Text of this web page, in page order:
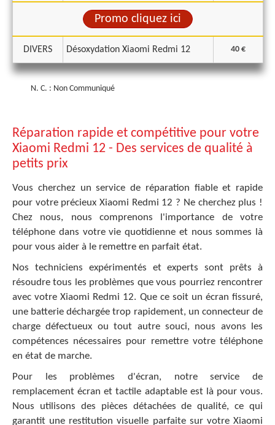
Promo cliquez ici
DIVERS Désoxydation Xiaomi Redmi 12 40 €
N. C. : Non Communiqué
Réparation rapide et compétitive pour votre
Xiaomi Redmi 12 - Des services de qualité à
petits prix
Vous cherchez un service de réparation fiable et rapide
pour votre précieux Xiaomi Redmi 12 ? Ne cherchez plus !
Chez nous, nous comprenons l'importance de votre
téléphone dans votre vie quotidienne et nous sommes là
pour vous aider à le remettre en parfait état.
Nos techniciens expérimentés et experts sont prêts à
résoudre tous les problèmes que vous pourriez rencontrer
avec votre Xiaomi Redmi 12. Que ce soit un écran fissuré,
une batterie déchargée trop rapidement, un connecteur de
charge défectueux ou tout autre souci, nous avons les
compétences nécessaires pour remettre votre téléphone
en état de marche.
Pour les problèmes d'écran, notre service de
remplacement écran et tactile adaptable est là pour vous.
Nous utilisons des pièces détachées de qualité, ce qui
garantit une restitution visuelle parfaite sur votre Xiaomi